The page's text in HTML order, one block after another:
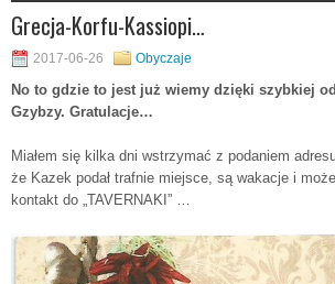
Grecja-Korfu-Kassiopi…
2017-06-26 Obyczaje
No to gdzie to jest już wiemy dzięki szybkiej
Gzybzy. Gratulacje…
Miałem się kilka dni wstrzymać z podaniem
że Kazek podał trafnie miejsce, są wakacje i
kontakt do „TAVERNAKI” …